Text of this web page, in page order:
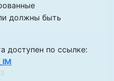
должны быть
доступен по ссылке: